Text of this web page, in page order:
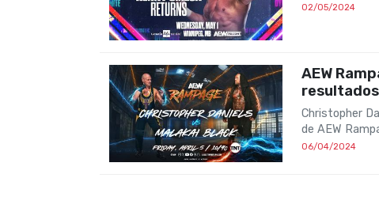
02/05/2024
AEW
resultados
Christopher
de AEW
06/04/2024